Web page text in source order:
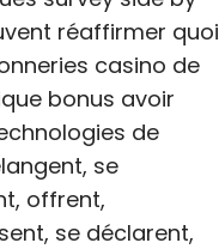
réaffirmer quoi
casino de
bonus avoir
de
se
offrent,
se déclarent,